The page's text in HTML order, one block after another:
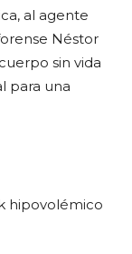
al agente
Néstor
sin vida
para una
hipovolémico